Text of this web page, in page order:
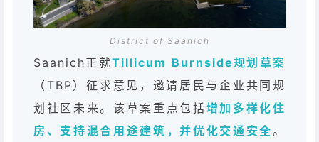
District of Saanich
Saanich正就Tillicum Burnside规划草案
（TBP）征求意见，邀请居民与企业共同规
划社区未来。该草案重点包括增加多样化住
房、支持混合用途建筑，并优化交通安全。